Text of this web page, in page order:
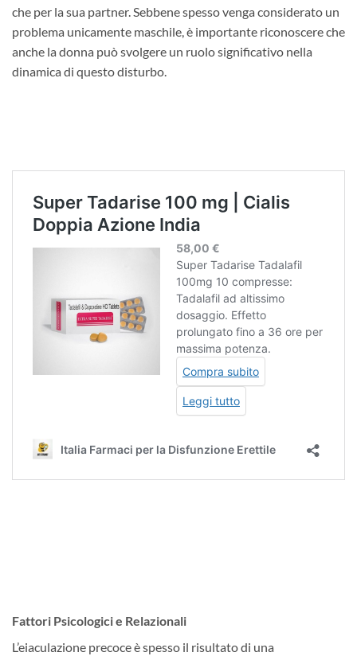
che per la sua partner. Sebbene spesso venga considerato un
problema unicamente maschile, è importante riconoscere che
anche la donna può svolgere un ruolo significativo nella
dinamica di questo disturbo.
Fattori Psicologici e Relazionali
L’eiaculazione precoce è spesso il risultato di una